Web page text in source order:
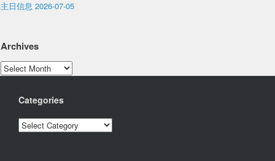
主日信息 2026-07-05
Archives
Archives
Categories
Categories